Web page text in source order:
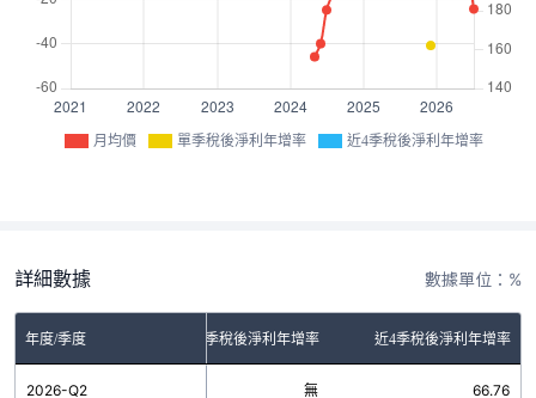
月均價 單季稅後淨利年增率 近4季稅後淨利年增率
詳細數據 數據單位：%
年度/季度 單季稅後淨利年增率 近4季稅後淨利年增率
2026-Q2 無 66.76